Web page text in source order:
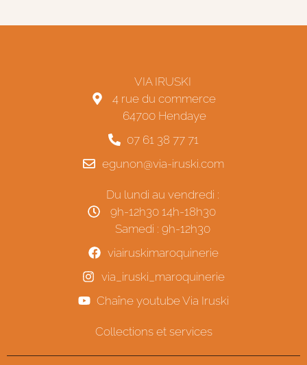
VIA IRUSKI
4 rue du commerce
64700 Hendaye
07 61 38 77 71
egunon@via-iruski.com
Du lundi au vendredi :
9h-12h30 14h-18h30
Samedi : 9h-12h30
viairuskimaroquinerie
via_iruski_maroquinerie
Chaîne youtube Via Iruski
Collections et services